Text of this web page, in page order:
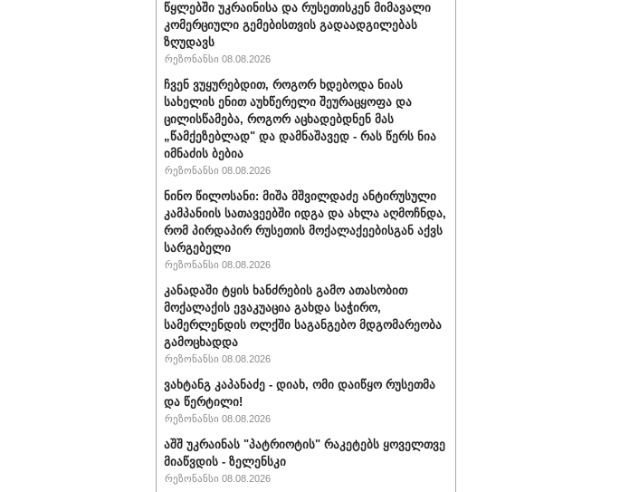
წყლებში უკრაინისა და რუსეთისკენ მიმავალი
კომერციული გემებისთვის გადაადგილებას
ზღუდავს
რეზონანსი 08.08.2026
ჩვენ ვუყურებდით, როგორ ხდებოდა ნიას
სახელის ენით აუხწერელი შეურაცყოფა და
ცილისწამება, როგორ აცხადებდნენ მას
„წამქეზებლად" და დამნაშავედ - რას წერს ნია
იმნაძის ბებია
რეზონანსი 08.08.2026
ნინო წილოსანი: მიშა მშვილდაძე ანტირუსული
კამპანიის სათავეებში იდგა და ახლა აღმოჩნდა,
რომ პირდაპირ რუსეთის მოქალაქეებისგან აქვს
სარგებელი
რეზონანსი 08.08.2026
კანადაში ტყის ხანძრების გამო ათასობით
მოქალაქის ევაკუაცია გახდა საჭირო,
სამერლენდის ოლქში საგანგებო მდგომარეობა
გამოცხადდა
რეზონანსი 08.08.2026
ვახტანგ კაპანაძე - დიახ, ომი დაიწყო რუსეთმა
და წერტილი!
რეზონანსი 08.08.2026
აშშ უკრაინას "პატრიოტის" რაკეტებს ყოველთვე
მიაწვდის - ზელენსკი
რეზონანსი 08.08.2026